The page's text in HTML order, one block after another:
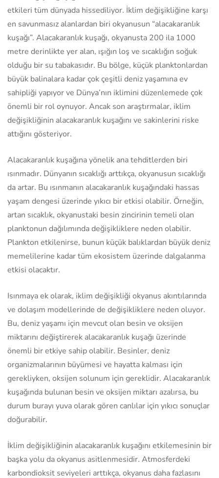
etkileri tüm dünyada hissediliyor. İklim değişikliğine karşı
en savunmasız alanlardan biri okyanusun “alacakaranlık
kuşağı”. Alacakaranlık kuşağı, okyanusta 200 ila 1000
metre derinlikte yer alan, ışığın loş ve sıcaklığın soğuk
olduğu bir su tabakasıdır. Bu bölge, küçük planktonlardan
büyük balinalara kadar çok çeşitli deniz yaşamına ev
sahipliği yapıyor ve Dünya’nın iklimini düzenlemede çok
önemli bir rol oynuyor. Ancak son araştırmalar, iklim
değişikliğinin alacakaranlık kuşağını ve sakinlerini riske
attığını gösteriyor.
Alacakaranlık kuşağına yönelik ana tehditlerden biri
ısınmadır. Dünyanın sıcaklığı arttıkça, okyanusun sıcaklığı
da artar. Bu ısınmanın alacakaranlık kuşağındaki hassas
yaşam dengesi üzerinde yıkıcı bir etkisi olabilir. Örneğin,
artan sıcaklık, okyanustaki besin zincirinin temeli olan
planktonun dağılımında değişikliklere neden olabilir.
Plankton etkilenirse, bunun küçük balıklardan büyük deniz
memelilerine kadar tüm ekosistem üzerinde dalgalanma
etkisi olacaktır.
Isınmaya ek olarak, iklim değişikliği okyanus akıntılarında
ve dolaşım modellerinde de değişikliklere neden oluyor.
Bu, deniz yaşamı için mevcut olan besin ve oksijen
miktarını değiştirerek alacakaranlık kuşağı üzerinde
önemli bir etkiye sahip olabilir. Besinler, deniz
organizmalarının büyümesi ve hayatta kalması için
gerekliyken, oksijen solunum için gereklidir. Alacakaranlık
kuşağında bulunan besin ve oksijen miktarı azalırsa, bu
durum burayı yuva olarak gören canlılar için yıkıcı sonuçlar
doğurabilir.
İklim değişikliğinin alacakaranlık kuşağını etkilemesinin bir
başka yolu da okyanus asitlenmesidir. Atmosferdeki
karbondioksit seviyeleri arttıkça, okyanus daha fazlasını